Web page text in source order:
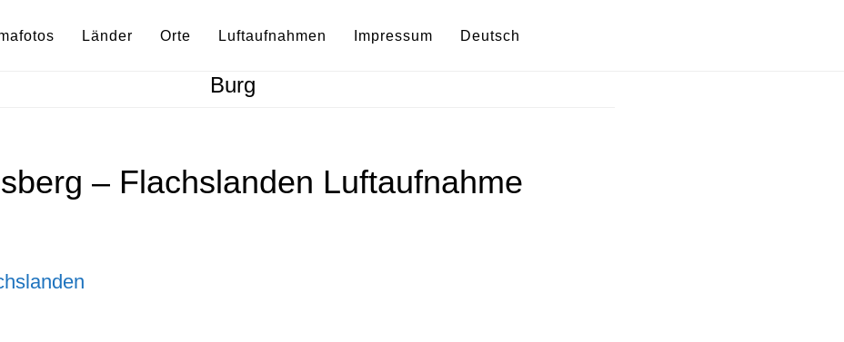
Länder Orte Luftaufnahmen Impressum Deutsch
Burg
– Flachslanden Luftaufnahme